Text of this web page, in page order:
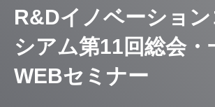
R&Dイノベーショ
シアム第11回総会・
WEBセミナー